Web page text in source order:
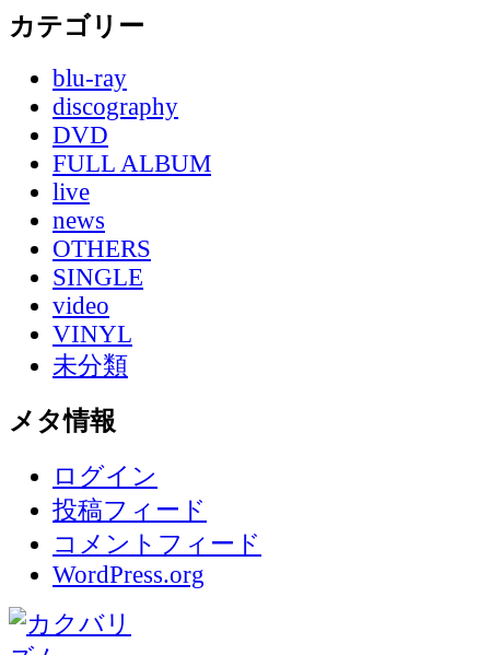
カテゴリー
blu-ray
discography
DVD
FULL ALBUM
live
news
OTHERS
SINGLE
video
VINYL
未分類
メタ情報
ログイン
投稿フィード
コメントフィード
WordPress.org